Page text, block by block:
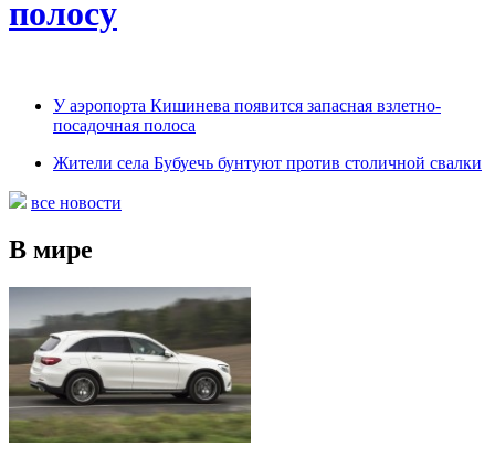
полосу
У аэропорта Кишинева появится запасная взлетно-
посадочная полоса
Жители села Бубуечь бунтуют против столичной свалки
все новости
В мире